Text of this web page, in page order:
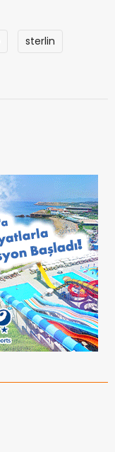
sterlin